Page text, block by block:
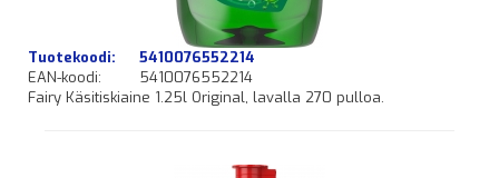
Tuotekoodi:
5410076552214
EAN-koodi:
5410076552214
Fairy Käsitiskiaine 1.25l Original, lavalla 270 pulloa.